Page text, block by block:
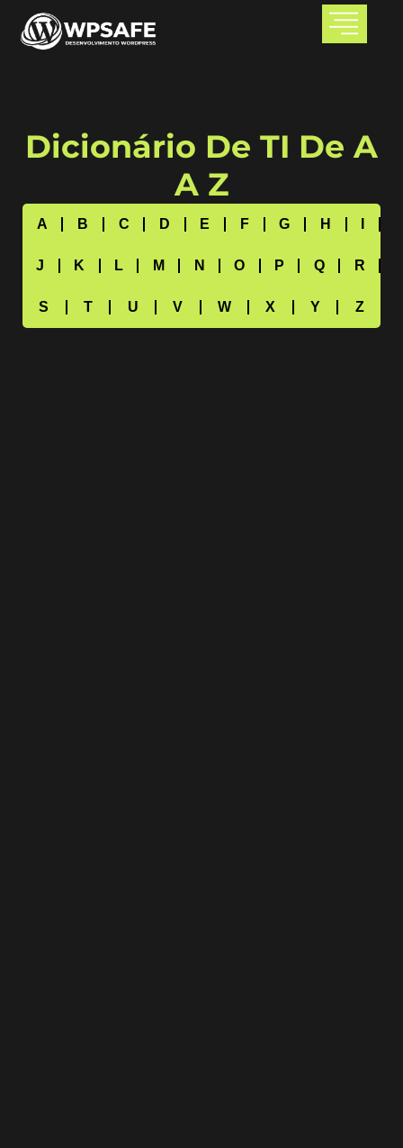
Dicionário De TI De A
A Z
A B C D E F G H
I
J
K L M N O P Q
R
S
T U V W X Y Z